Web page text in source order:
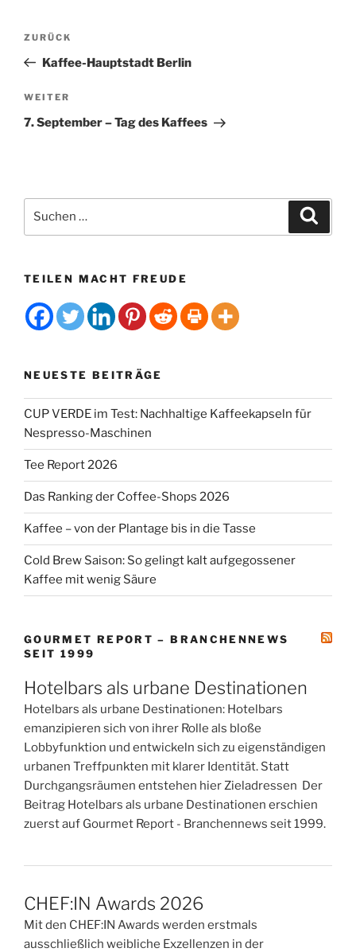
e
r
a
t
:
Beitragsnavigation
Vorheriger
Beitrag
ZURÜCK
Kaffee-Hauptstadt Berlin
Nächster
Beitrag
WEITER
7. September – Tag des Kaffees
nach:
TEILEN MACHT FREUDE
NEUESTE BEITRÄGE
CUP VERDE im Test: Nachhaltige Kaffeekapseln für
Nespresso-Maschinen
Tee Report 2026
Das Ranking der Coffee-Shops 2026
Kaffee – von der Plantage bis in die Tasse
Cold Brew Saison: So gelingt kalt aufgegossener
Kaffee mit wenig Säure
GOURMET REPORT – BRANCHENNEWS
SEIT 1999
Hotelbars als urbane Destinationen
Hotelbars als urbane Destinationen: Hotelbars
emanzipieren sich von ihrer Rolle als bloße
Lobbyfunktion und entwickeln sich zu eigenständigen
urbanen Treffpunkten mit klarer Identität. Statt
Durchgangsräumen entstehen hier Zieladressen Der
Beitrag Hotelbars als urbane Destinationen erschien
zuerst auf Gourmet Report - Branchennews seit 1999.
CHEF:IN Awards 2026
Mit den CHEF:IN Awards werden erstmals
ausschließlich weibliche Exzellenzen in der